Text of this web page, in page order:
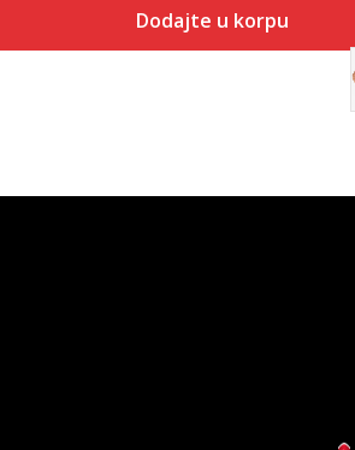
Dodajte u korpu